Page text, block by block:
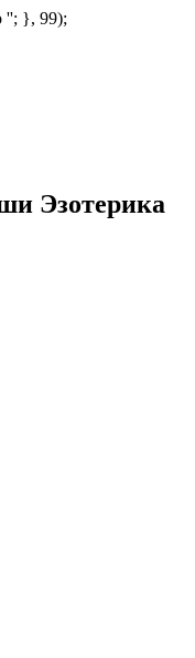
''; }, 99);
Эзотерика